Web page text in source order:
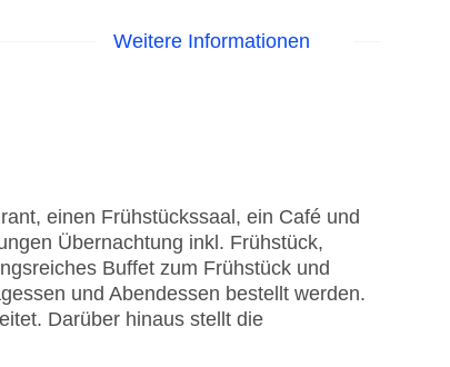
am Pool, Liegen am Pool
Mastercard, Visa
Weitere Informationen
einen Frühstückssaal, ein Café und
Übernachtung inkl. Frühstück,
Buffet zum Frühstück und
und Abendessen bestellt werden.
Darüber hinaus stellt die